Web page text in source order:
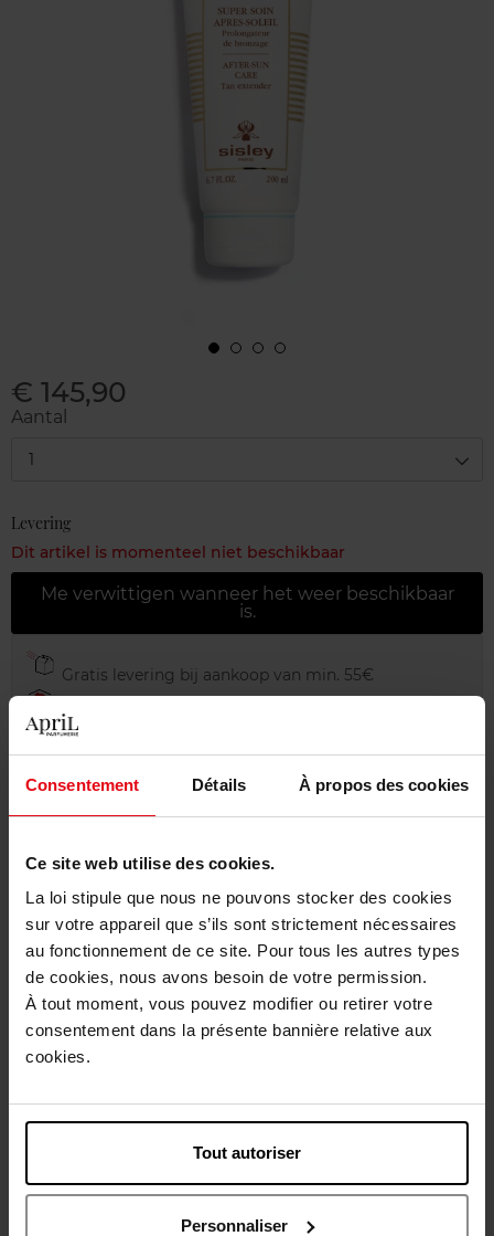
Consentement Détails À propos des cookies
Ce site web utilise des cookies.
La loi stipule que nous ne pouvons stocker des cookies
sur votre appareil que s’ils sont strictement nécessaires
au fonctionnement de ce site. Pour tous les autres types
de cookies, nous avons besoin de votre permission.
À tout moment, vous pouvez modifier ou retirer votre
consentement dans la présente bannière relative aux
cookies.
Tout autoriser
Personnaliser
€ 145,90
Aantal
1
Levering
Dit artikel is momenteel niet beschikbaar
Me verwittigen wanneer het weer beschikbaar
is.
Gratis levering bij aankoop van min. 55€
Gratis retour in je winkelpunt
Gratis verpakking
Gebruiksadvies
Karakteristieken
Review Beleid inzake klantbeoordelingen
Nog iets vergeten ?